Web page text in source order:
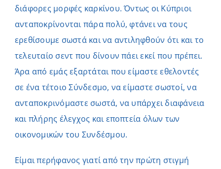
διάφορες μορφές καρκίνου. Όντως οι Κύπριοι
ανταποκρίνονται πάρα πολύ, φτάνει να τους
ερεθίσουμε σωστά και να αντιληφθούν ότι και το
τελευταίο σεντ που δίνουν πάει εκεί που πρέπει.
Άρα από εμάς εξαρτάται που είμαστε εθελοντές
σε ένα τέτοιο Σύνδεσμο, να είμαστε σωστοί, να
ανταποκρινόμαστε σωστά, να υπάρχει διαφάνεια
και πλήρης έλεγχος και εποπτεία όλων των
οικονομικών του Συνδέσμου.
Είμαι περήφανος γιατί από την πρώτη στιγμή